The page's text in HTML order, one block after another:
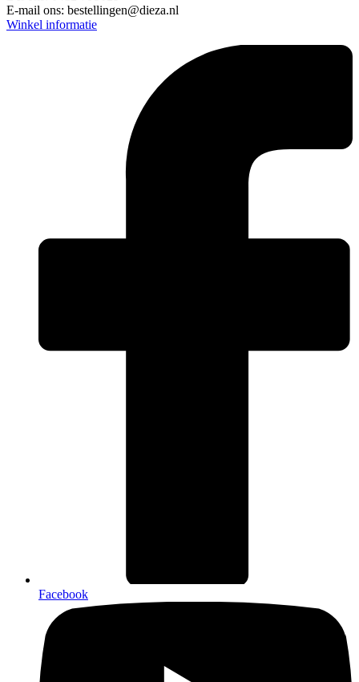
E-mail ons: bestellingen@dieza.nl
Winkel informatie
Facebook